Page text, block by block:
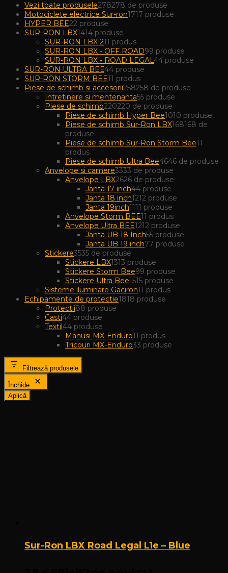
Vezi toate produsele278278 de produse
Motociclete electrice Sur-ron1717 produse
HYPER BEE22 produse
SUR-RON LBX1414 produse
SUR-RON LBX 211 produs
SUR-RON LBX - OFF ROAD99 produse
SUR-RON LBX - ROAD LEGAL44 produse
SUR-RON ULTRA BEE44 produse
SUR-RON STORM BEE11 produs
Piese de schimb si accesorii258258 de produse
Intretinere si mentenanta55 produse
Piese de schimb220220 de produse
Piese de schimb Hyper Bee1010 produse
Piese de schimb Sur-Ron LBX168168 de
produse
Piese de schimb Sur-Ron Storm Bee11
produs
Piese de schimb Ultra Bee4646 de produse
Anvelope si camere3333 de produse
Anvelope LBX2626 de produse
Janta 17 inch44 produse
Janta 18 inch1212 produse
Janta 19inch1111 produse
Anvelope Storm BEE11 produs
Anvelope Ultra BEE1212 produse
Janta UB 18 Inch55 produse
Janta UB 19 inch77 produse
Stickere3535 de produse
Stickere LBX1313 produse
Stickere Storm Bee99 produse
Stickere Ultra Bee1515 produse
Sisteme iluminare Gaciron11 produs
Echipamente de protectie1818 produse
Protectii88 produse
Casti44 produse
Textil44 produse
Manusi MX-Enduro11 produs
Tricouri MX-Enduro33 produse
Filtrează produsele
Închide
Aplică
Sur-Ron LBX Road Legal L1e – Blue